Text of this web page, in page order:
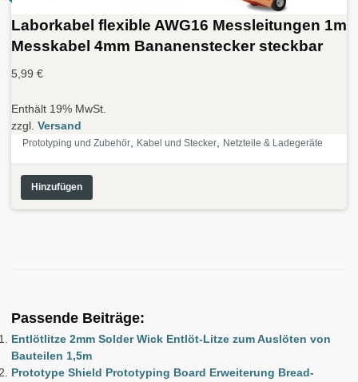
Laborkabel flexible AWG16 Messleitungen 1m
Messkabel 4mm Bananenstecker steckbar
5,99 €
Enthält 19% MwSt.
zzgl. Versand
Prototyping und Zubehör Kabel und Stecker Netzteile & Ladegeräte
Hinzufügen
Passende Beiträge:
Entlötlitze 2mm Solder Wick Entlöt-Litze zum Auslöten von
Bauteilen 1,5m
Prototype Shield Prototyping Board Erweiterung Bread-